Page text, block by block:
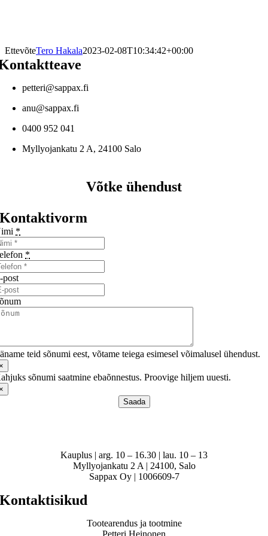
EttevõteTero Hakala2023-02-08T10:34:42+00:00
petteri@sappax.fi
anu@sappax.fi
0400 952 041
Myllyojankatu 2 A, 24100 Salo
Võtke ühendust
Kontaktivorm
*
*
post
teid sõnumi eest, võtame teiega esimesel võimalusel ühendust.
sõnumi saatmine ebaõnnestus. Proovige hiljem uuesti.
Saada
Kauplus | arg. 10 – 16.30 | lau. 10 – 13
Myllyojankatu 2 A | 24100, Salo
Sappax Oy | 1006609-7
Kontaktisikud
Tootearendus ja tootmine
Petteri Heinonen